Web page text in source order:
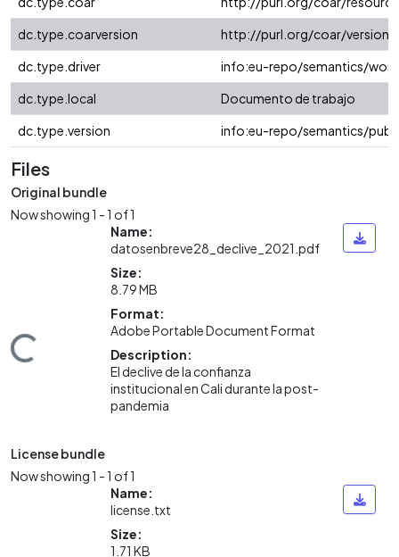
dc.type.coarversion
http://purl.org/coar/
dc.type.driver
info:eu-repo/semantics/
dc.type.local
Documento de trabajo
dc.type.version
info:eu-repo/semantics/
Files
Original bundle
Now showing1 - 1 of 1
Name:
datosenbreve28_declive_2021.pdf
Size:
8.79 MB
Format:
Adobe Portable Document Format
Description:
El declive de la confianza
institucional en Cali durante la post-
pandemia
License bundle
Now showing1 - 1 of 1
Name:
license.txt
Size:
1.71 KB